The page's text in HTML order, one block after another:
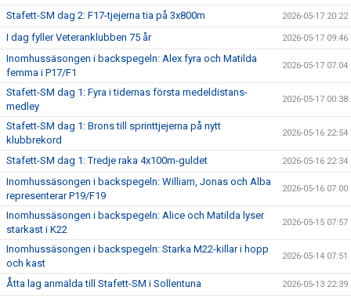
Stafett-SM dag 2: F17-tjejerna tia på 3x800m 2026-05-17 20:22
I dag fyller Veteranklubben 75 år 2026-05-17 09:46
Inomhussäsongen i backspegeln: Alex fyra och Matilda
femma i P17/F1
2026-05-17 07:04
Stafett-SM dag 1: Fyra i tidernas första medeldistans-
medley
2026-05-17 00:38
Stafett-SM dag 1: Brons till sprinttjejerna på nytt
klubbrekord
2026-05-16 22:54
Stafett-SM dag 1: Tredje raka 4x100m-guldet 2026-05-16 22:34
Inomhussäsongen i backspegeln: William, Jonas och Alba
representerar P19/F19
2026-05-16 07:00
Inomhussäsongen i backspegeln: Alice och Matilda lyser
starkast i K22
2026-05-15 07:57
Inomhussäsongen i backspegeln: Starka M22-killar i hopp
och kast
2026-05-14 07:51
Åtta lag anmälda till Stafett-SM i Sollentuna 2026-05-13 22:39